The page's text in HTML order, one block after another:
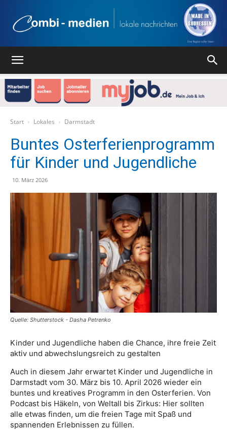
Verlag
Start Lokales Darmstadt
Buntes Osterferienprogramm
für Kinder und Jugendliche
10. März 2026
Quelle: Shutterstock - Dasha Petrenko
Kinder und Jugendliche haben die Chance, ihre freie Zeit
aktiv und abwechslungsreich zu gestalten
Auch in diesem Jahr erwartet Kinder und Jugendliche in
Darmstadt vom 30. März bis 10. April 2026 wieder ein
buntes und kreatives Programm in den Osterferien. Von
Podcast bis Häkeln, von Weltall bis Zirkus: Hier sollten
alle etwas finden, um die freien Tage mit Spaß und
spannenden Erlebnissen zu füllen.